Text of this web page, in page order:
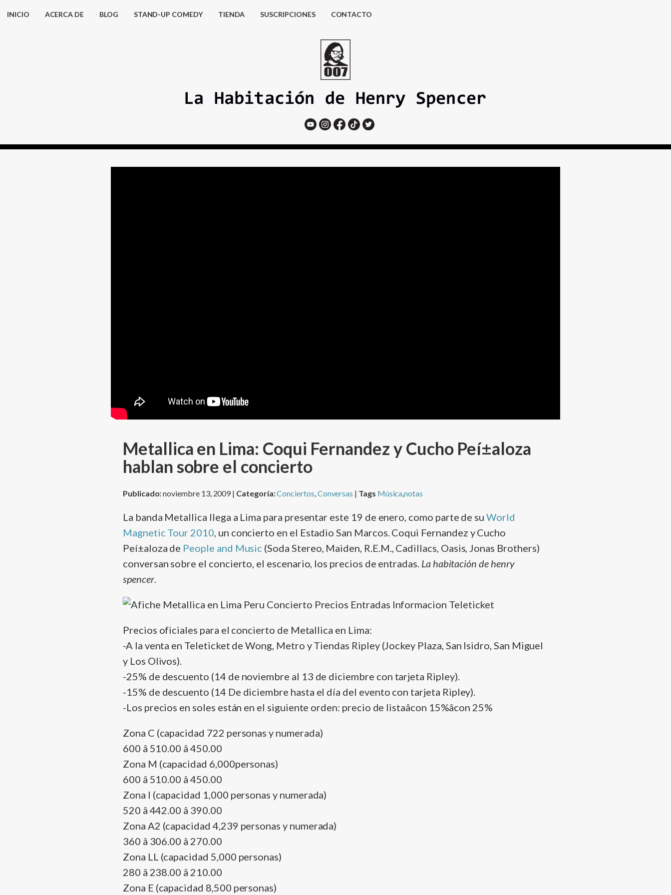
INICIO ACERCA DE BLOG STAND-UP COMEDY TIENDA SUSCRIPCIONES CONTACTO
Metallica en Lima: Coqui Fernandez y Cucho Peí±aloza
hablan sobre el concierto
Publicado:noviembre 13, 2009 | Categoría:Conciertos,Conversas | Tags Música,notas
La banda Metallica llega a Lima para presentar este 19 de enero, como parte de suWorld
Magnetic Tour 2010, un concierto en el Estadio San Marcos. Coqui Fernandez y Cucho
Peí±aloza de People and Music (Soda Stereo, Maiden, R.E.M., Cadillacs, Oasis, Jonas Brothers)
conversan sobre el concierto, el escenario, los precios de entradas. La habitación de henry
spencer.
Precios oficiales para el concierto de Metallica en Lima:
-A la venta en Teleticket de Wong, Metro y Tiendas Ripley (Jockey Plaza, San Isidro, San Miguel
y Los Olivos).
-25% de descuento (14 de noviembre al 13 de diciembre con tarjeta Ripley).
-15% de descuento (14 De diciembre hasta el dí­a del evento con tarjeta Ripley).
-Los precios en soles están en el siguiente orden: precio de listaâcon 15%âcon 25%
Zona C (capacidad 722 personas y numerada)
600 â 510.00 â 450.00
Zona M (capacidad 6,000personas)
600 â 510.00 â 450.00
Zona I (capacidad 1,000 personas y numerada)
520 â 442.00 â 390.00
Zona A2 (capacidad 4,239 personas y numerada)
360 â 306.00 â 270.00
Zona LL (capacidad 5,000 personas)
280 â 238.00 â 210.00
Zona E (capacidad 8,500 personas)